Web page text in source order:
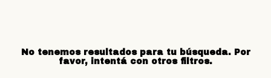
No tenemos resultados para tu búsqueda. Por
favor, intentá con otros filtros.